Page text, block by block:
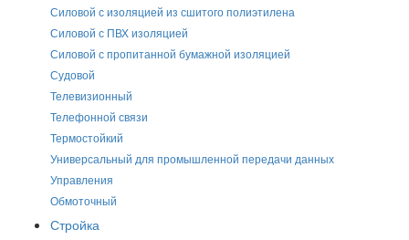
Силовой с изоляцией из сшитого полиэтилена
Силовой с ПВХ изоляцией
Силовой с пропитанной бумажной изоляцией
Судовой
Телевизионный
Телефонной связи
Термостойкий
Универсальный для промышленной передачи данных
Управления
Обмоточный
Стройка